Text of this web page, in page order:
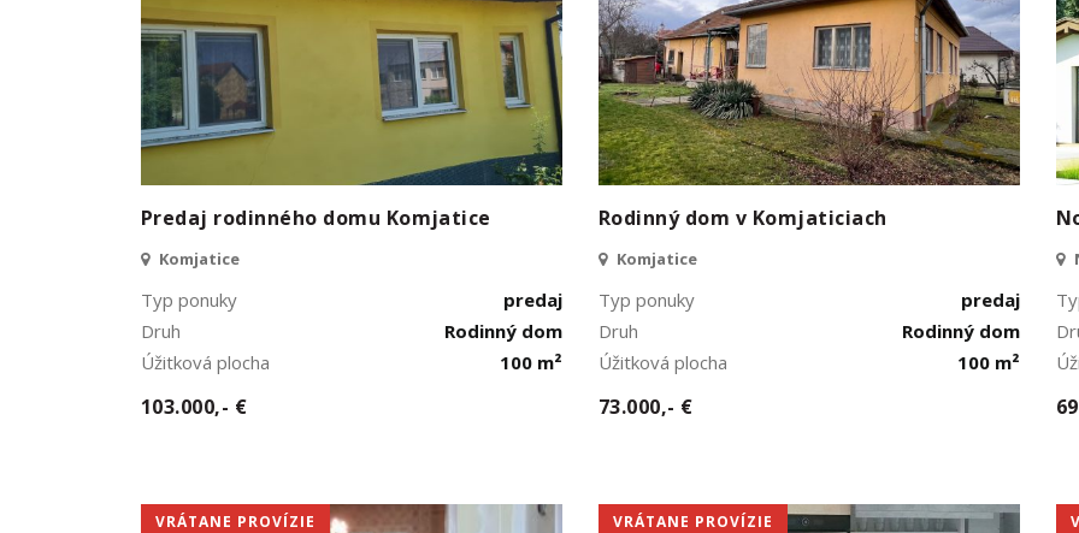
Predaj rodinného domu Komjatice
Komjatice
Typ ponuky
predaj
Druh
Rodinný dom
Úžitková plocha
100 m²
103.000,- €
Rodinný dom v Komjaticiach
Komjatice
Typ ponuky
predaj
Druh
Rodinný dom
Úžitková plocha
100 m²
73.000,- €
VRÁTANE PROVÍZIE VRÁTANE PROVÍZIE